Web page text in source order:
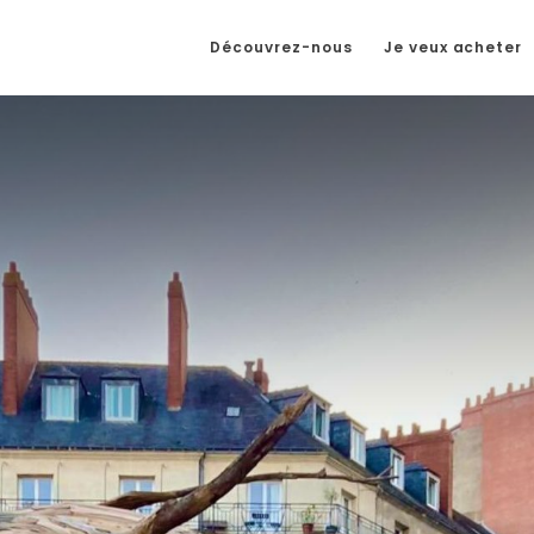
Découvrez-nous Je veux acheter